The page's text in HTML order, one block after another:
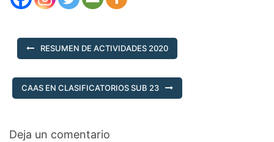
RESUMEN DE ACTIVIDADES 2020
CAAS EN CLASIFICATORIOS SUB 23
Deja un comentario